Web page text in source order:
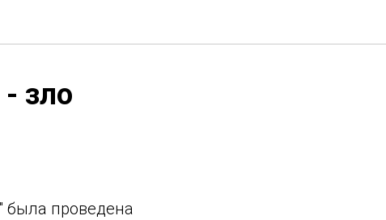
зло
была проведена